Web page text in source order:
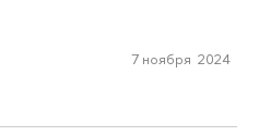
7 ноября 2024